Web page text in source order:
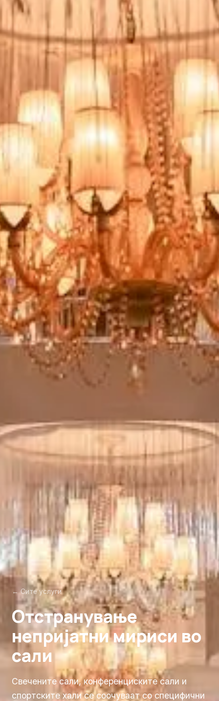
← Сите услуги
Отстранување
непријатни мириси во
сали
Свечените сали, конференциските сали и
спортските хали се соочуваат со специфични